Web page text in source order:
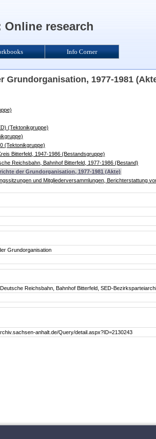
Grundorganisation, 1977-1981
(Tektonikgruppe)
(Tektonikgruppe)
Bitterfeld, 1947-1986 (Bestandsgruppe)
Reichsbahn, Bahnhof Bitterfeld, 1977-1986 (Bestand)
der Grundorganisation, 1977-1981 (Akte)
und Mitgliederversammlungen, Berichterstattung
Grundorganisation
Reichsbahn, Bahnhof Bitterfeld, SED-
anhalt.de/Query/detail.aspx?ID=2130243
research
Info Corner